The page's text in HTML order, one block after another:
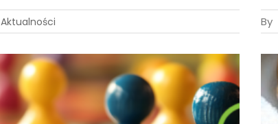
Aktualności By
22
sty